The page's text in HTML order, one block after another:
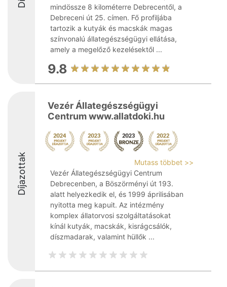
mindössze 8 kilométerre Debrecentől, a
Debreceni út 25. címen. Fő profiljába
tartozik a kutyák és macskák magas
színvonalú állategészségügyi ellátása,
amely a megelőző kezelésektől ...
9.8
Díjazottak
Vezér Állategészségügyi
Centrum www.allatdoki.hu
Mutass többet >>
Vezér Állategészségügyi Centrum
Debrecenben, a Böszörményi út 193.
alatt helyezkedik el, és 1999 áprilisában
nyitotta meg kapuit. Az intézmény
komplex állatorvosi szolgáltatásokat
kínál kutyák, macskák, kisrágcsálók,
díszmadarak, valamint hüllők ...